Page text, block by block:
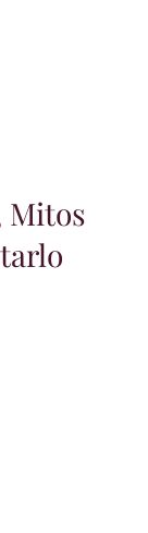
Mitos